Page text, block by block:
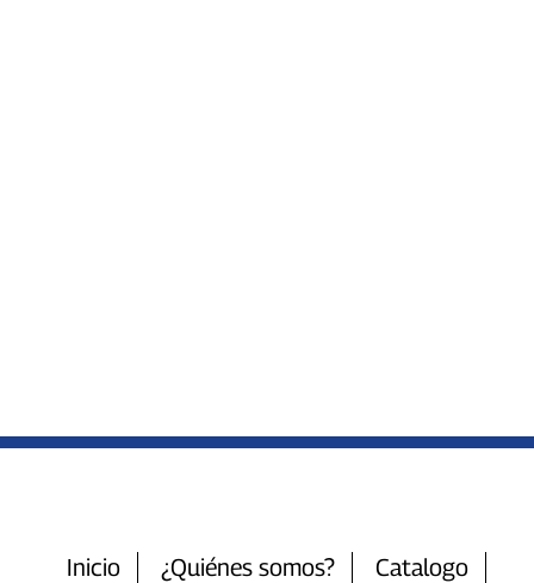
Inicio ¿Quiénes somos?
Catalogo